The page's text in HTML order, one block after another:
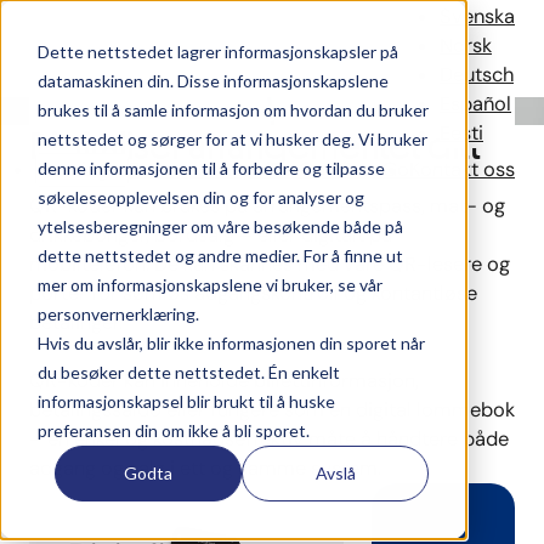
Dette nettstedet lagrer informasjonskapsler på
datamaskinen din. Disse informasjonskapslene
brukes til å samle informasjon om hvordan du bruker
nettstedet og sørger for at vi husker deg. Vi bruker
denne informasjonen til å forbedre og tilpasse
søkeleseopplevelsen din og for analyser og
ytelsesberegninger om våre besøkende både på
dette nettstedet og andre medier. For å finne ut
mer om informasjonskapslene vi bruker, se vår
personvernerklæring.
Hvis du avslår, blir ikke informasjonen din sporet når
du besøker dette nettstedet. Én enkelt
informasjonskapsel blir brukt til å huske
preferansen din om ikke å bli sporet.
Godta Avslå
Svenska
Norsk
Deutsch
Español
Eesti
LøsningerReferanserNyheterOm CoreGo Kontakt oss
QR-koder
Sømløsadgangogbetaling –medettenkelt skann.
Digitaliser arrangementet ditt
QR-koderkanbrukespåarrangementspass, mat- og
drikkebonger,bordsalg –ellerdigitaltpå
mobiltelefon.DekanskannesmedvåreQR- lesereog
porterforsømløsadgangskontrollogkontantløse
betalinger.
QR-koder kaninneholdebillettinformasjon,
betalingssaldoeller fungeresomen
lommebok
–enenkelogkostnadseffektivmåte
både
adgang
ogsalgi ogsamme system.